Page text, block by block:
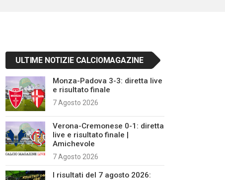
ULTIME NOTIZIE CALCIOMAGAZINE
Monza-Padova 3-3: diretta live
e risultato finale
7 Agosto 2026
Verona-Cremonese 0-1: diretta
live e risultato finale |
Amichevole
7 Agosto 2026
I risultati del 7 agosto 2026: